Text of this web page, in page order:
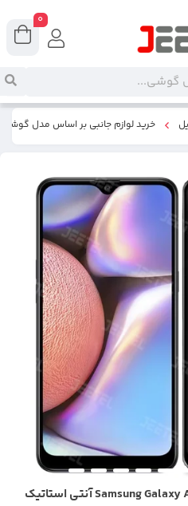
خرید لوازم جانبی بر اساس مدل گوشی
محافظ صفحه نمایش گوشی Samsung Galaxy A10S آنتی استاتیک
0